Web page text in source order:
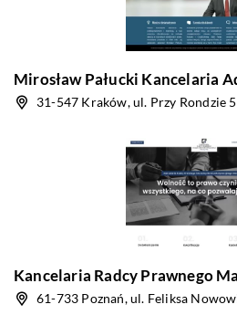
Mirosław Pałucki Kancelaria
31-547 Kraków, ul. Przy Rondzie
Kancelaria Radcy Prawnego
61-733 Poznań, ul. Feliksa